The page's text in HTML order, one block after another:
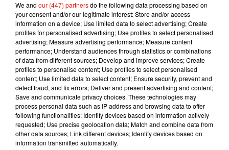
6 août 2026
Karol G dévoile la tracklist de son
nouvel album… avec des invités...
5 août 2026
Benny
Becky G sur
+ DE MUSIQUE
Mundo Latino
We and our (447) partnersdo the following data processing based on
your consent and/or our legitimate interest: Store and/or access
information on a device; Use limited data to select advertising; Create
profiles for personalised advertising; Use profiles to select personalised
advertising; Measure advertising performance; Measure content
performance; Understand audiences through statistics or combinations
of data from different sources; Develop and improve services; Create
profiles to personalise content; Use profiles to select personalised
content; Use limited data to select content; Ensure security, prevent and
detect fraud, and fix errors; Deliver and present advertising and content;
Save and communicate privacy choices. These technologies may
process personal data such as IP address and browsing data to offer
following functionalities: Identify devices based on information actively
requested; Use precise geolocation data; Match and combine data from
other data sources; Link different devices; Identify devices based on
information transmitted automatically.